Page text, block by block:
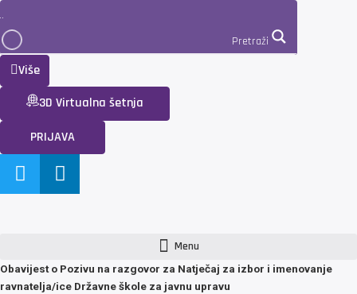
Pretraži
Više
3D Virtualna šetnja
PRIJAVA
Menu
Obavijest o Pozivu na razgovor za Natječaj za izbor i imenovanje
ravnatelja/ice Državne škole za javnu upravu